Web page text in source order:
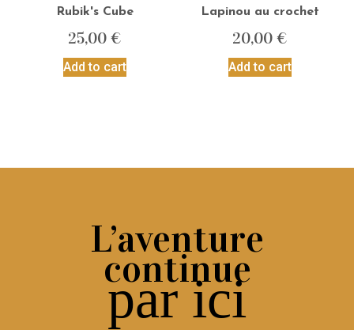
Rubik's Cube
25,00 €
Add to cart
Lapinou au crochet
20,00 €
Add to cart
L’aventure
continue
par ici